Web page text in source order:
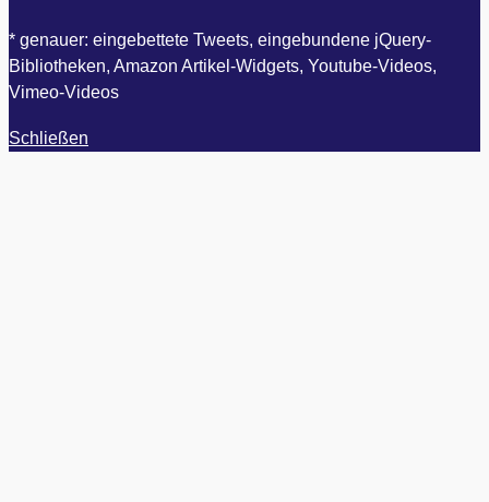
* genauer: eingebettete Tweets, eingebundene jQuery-
Bibliotheken, Amazon Artikel-Widgets, Youtube-Videos,
Vimeo-Videos
Schließen